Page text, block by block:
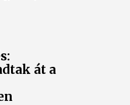
át a